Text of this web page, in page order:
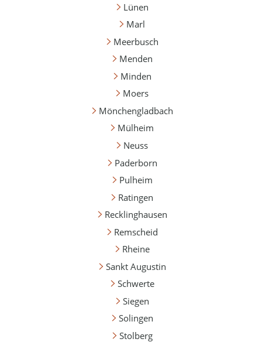
Lünen
Marl
Meerbusch
Menden
Minden
Moers
Mönchengladbach
Mülheim
Neuss
Paderborn
Pulheim
Ratingen
Recklinghausen
Remscheid
Rheine
Sankt Augustin
Schwerte
Siegen
Solingen
Stolberg